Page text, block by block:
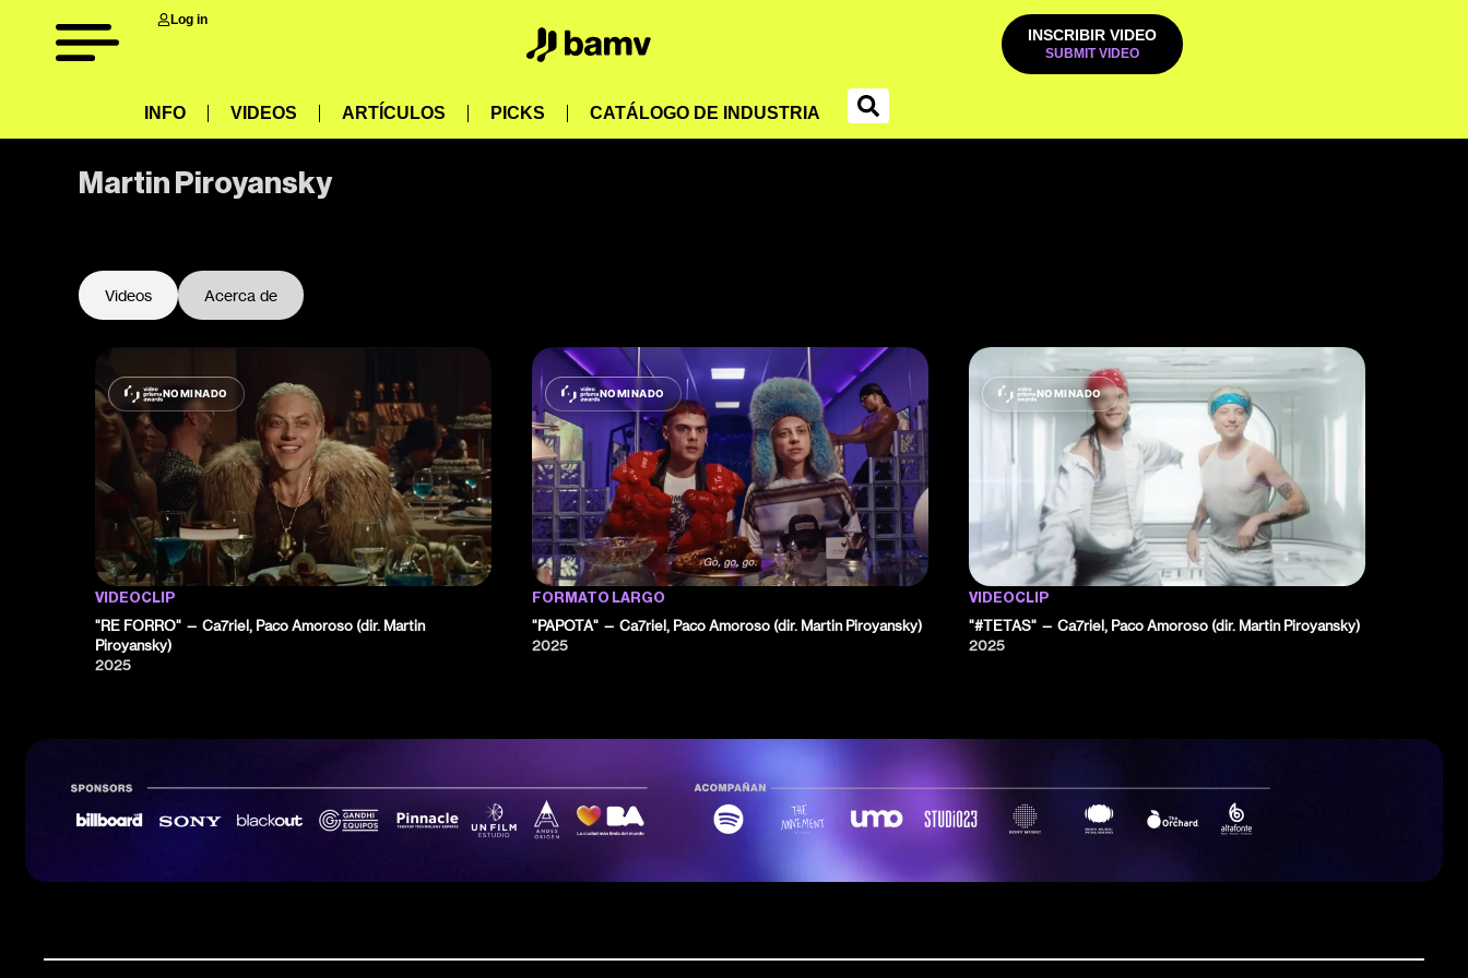
Log in
INSCRIBIR VIDEO
INFO VIDEOS ARTÍCULOS PICKS CATÁLOGO DE INDUSTRIA
Martin Piroyansky
Videos Acerca de
NOMINADO
VIDEOCLIP
"RE FORRO" — Ca7riel, Paco Amoroso (dir. Martin
Piroyansky)
2025
NOMINADO
FORMATO LARGO
"PAPOTA" — Ca7riel, Paco Amoroso (dir. Martin Piroyansky)
2025
NOMINADO
VIDEOCLIP
"#TETAS" — Ca7riel, Paco Amoroso (dir. Martin Piroyansky)
2025